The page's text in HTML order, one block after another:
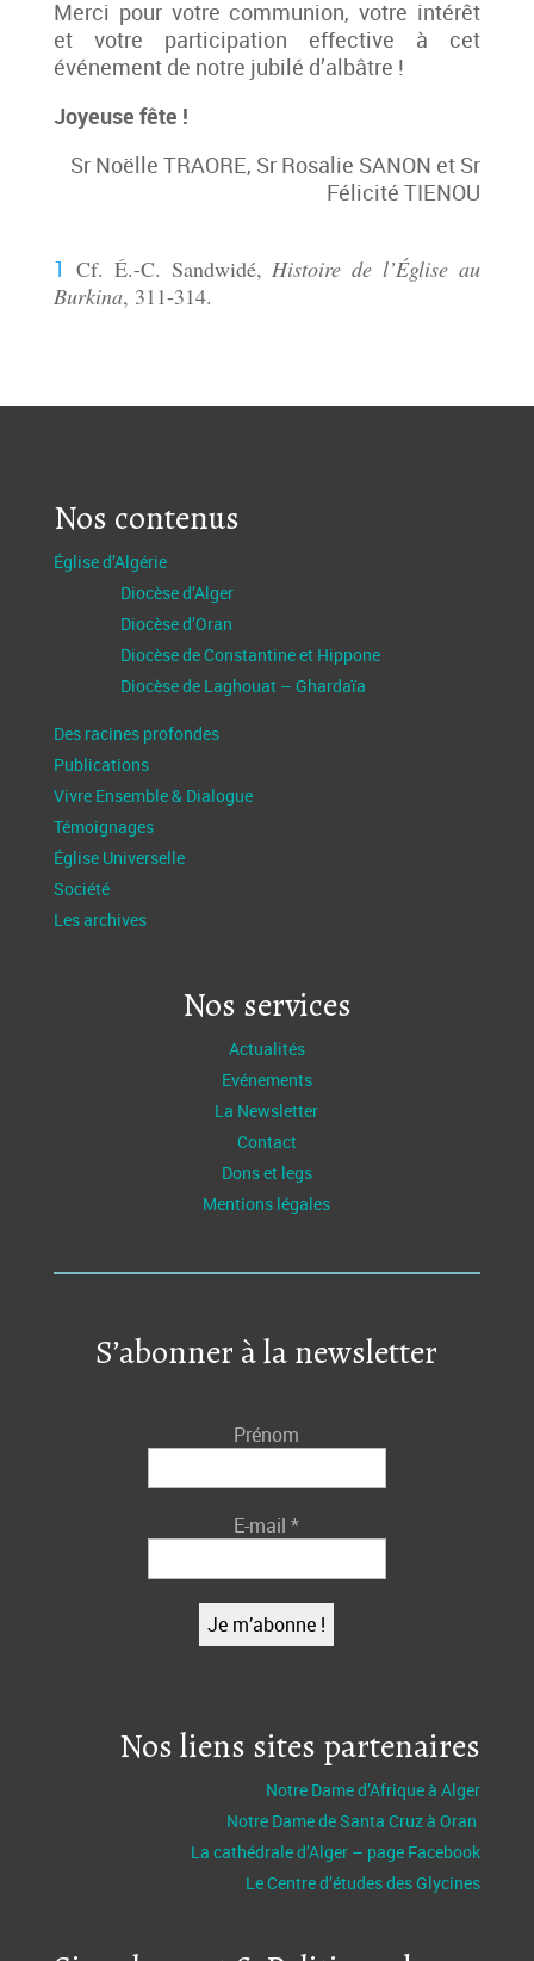
Merci pour votre communion, votre intérêt
et votre participation effective à cet
événement de notre jubilé d’albâtre !
Joyeuse fête !
Sr Noëlle TRAORE, Sr Rosalie SANON et Sr
Félicité TIENOU
1 Cf. É.-C. Sandwidé,Histoire de l’Église au
Burkina, 311-314.
Nos contenus
Église d’Algérie
Diocèse d’Alger
Diocèse d’Oran
Diocèse de Constantine et Hippone
Diocèse de Laghouat – Ghardaïa
Des racines profondes
Publications
Vivre Ensemble & Dialogue
Témoignages
Église Universelle
Société
Les archives
Nos services
Actualités
Evénements
La Newsletter
Contact
Dons et legs
Mentions légales
S’abonner à la newsletter
Prénom
E-mail*
Nos liens sites partenaires
Notre Dame d’Afrique à Alger
Notre Dame de Santa Cruz à Oran
La cathédrale d’Alger – page Facebook
Le Centre d’études des Glycines